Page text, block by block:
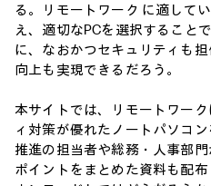
る。リモートワーク に適して
え、適切なPCを選択すること
に、なおかつセキュリティも
向上も実現できるだろう。
本サイトでは、リモートワー
ィ対策が優れたノートパソコ
推進の担当者や総務・人事部
ポイントをまとめた資料も配